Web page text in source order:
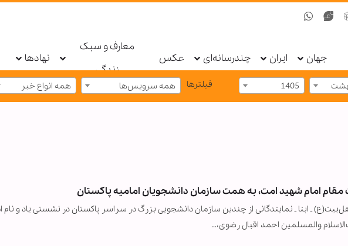
جهان ایران چندرسانه‌ای عکس
معارف و سبک
زندگی
نهادها
1405 فیلترها همه سرویس‌ها همه انواع خبر
امام شهید امت، به همت سازمان دانشجویان امامیه پاکستان
ـ ابنا ـ نمایندگانی از چندین سازمان دانشجویی بزرگ در سراسر پاکستان در نشستی یاد و نام
والمسلمین احمد اقبال رضوی،…